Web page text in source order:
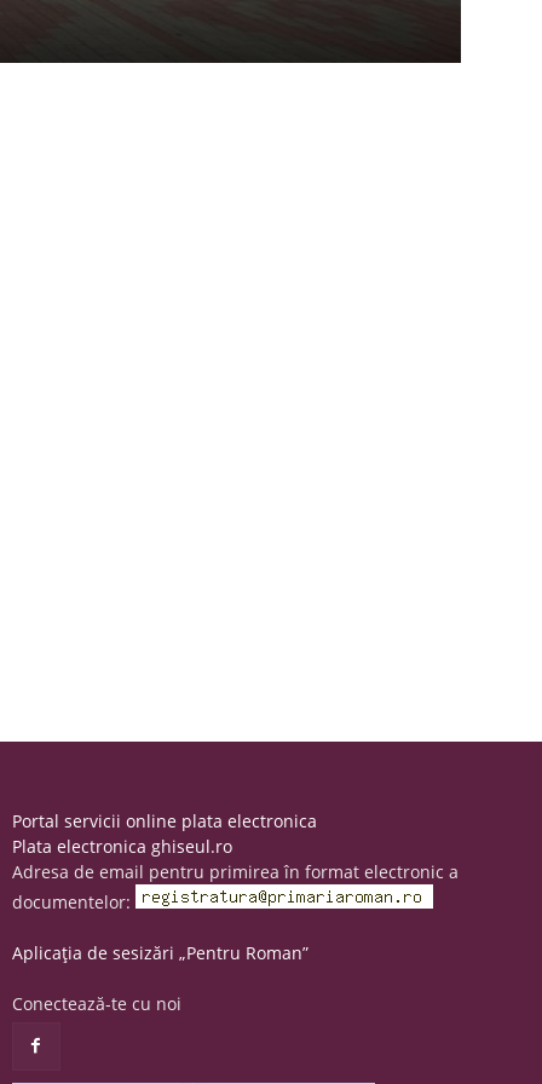
Portal servicii online plata electronica
Plata electronica ghiseul.ro
Adresa de email pentru primirea în format electronic a
documentelor:
Aplicația de sesizări „Pentru Roman”
Conectează-te cu noi